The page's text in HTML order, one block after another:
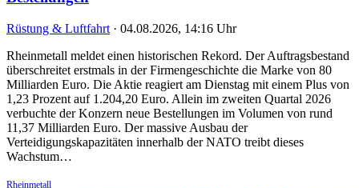
Rüstung & Luftfahrt · 04.08.2026, 14:16 Uhr
Rheinmetall meldet einen historischen Rekord. Der Auftragsbestand
überschreitet erstmals in der Firmengeschichte die Marke von 80
Milliarden Euro. Die Aktie reagiert am Dienstag mit einem Plus von
1,23 Prozent auf 1.204,20 Euro. Allein im zweiten Quartal 2026
verbuchte der Konzern neue Bestellungen im Volumen von rund
11,37 Milliarden Euro. Der massive Ausbau der
Verteidigungskapazitäten innerhalb der NATO treibt dieses
Wachstum…
Rheinmetall